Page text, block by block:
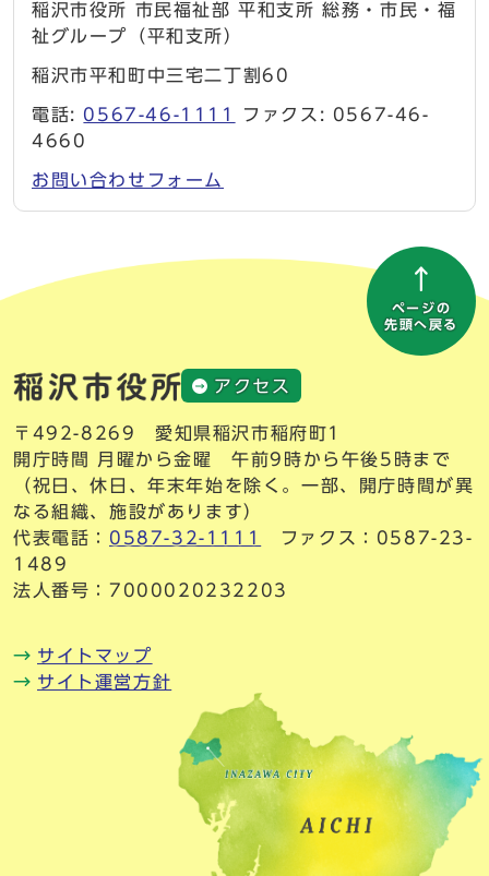
稲沢市役所 市民福祉部 平和支所 総務・市民・福
祉グループ（平和支所）
稲沢市平和町中三宅二丁割60
電話: 0567-46-1111
ファクス: 0567-46-
4660
お問い合わせフォーム
ページの
先頭へ戻る
アクセス
〒492-8269 愛知県稲沢市稲府町1
開庁時間 月曜から金曜 午前9時から午後5時まで
（祝日、休日、年末年始を除く。一部、開庁時間が異
なる組織、施設があります）
代表電話： 0587-32-1111
ファクス：0587-23-
1489
法人番号：7000020232203
サイトマップ
サイト運営方針